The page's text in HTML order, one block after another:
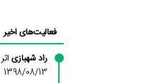
فعالیت‌های اخیر
راد شهبازیاثر
1398/08/13